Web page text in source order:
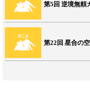
第5回 逆境無頼
第22回 星合の